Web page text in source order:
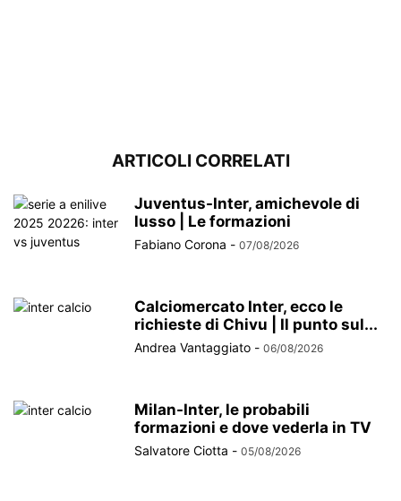
ARTICOLI CORRELATI
Juventus-Inter, amichevole di
lusso | Le formazioni
Fabiano Corona - 07/08/2026
Calciomercato Inter, ecco le
richieste di Chivu | Il punto sul...
Andrea Vantaggiato - 06/08/2026
Milan-Inter, le probabili
formazioni e dove vederla in TV
Salvatore Ciotta - 05/08/2026